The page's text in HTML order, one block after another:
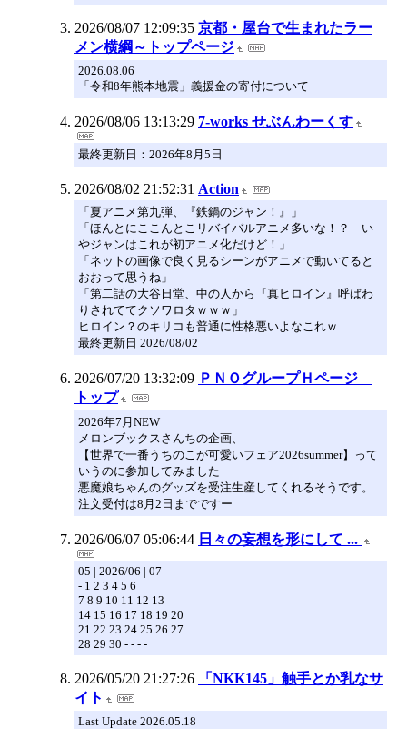
2026/08/07 12:09:35 京都・屋台で生まれたラー
メン横綱～トップページ
2026.08.06
「令和8年熊本地震」義援金の寄付について
2026/08/06 13:13:29 7-works せぶんわーくす
最終更新日：2026年8月5日
2026/08/02 21:52:31 Action
「夏アニメ第九弾、『鉄鍋のジャン！』」
「ほんとにここんとこリバイバルアニメ多いな！？ い
やジャンはこれが初アニメ化だけど！」
「ネットの画像で良く見るシーンがアニメで動いてると
おおって思うね」
「第二話の大谷日堂、中の人から『真ヒロイン』呼ばわ
りされててクソワロタｗｗｗ」
ヒロイン？のキリコも普通に性格悪いよなこれｗ
最終更新日 2026/08/02
2026/07/20 13:32:09 ＰＮＯグループＨページ
トップ
2026年7月NEW
メロンブックスさんちの企画、
【世界で一番うちのこが可愛いフェア2026summer】って
いうのに参加してみました
悪魔娘ちゃんのグッズを受注生産してくれるそうです。
注文受付は8月2日までですー
2026/06/07 05:06:44 日々の妄想を形にして ...
05 | 2026/06 | 07
- 1 2 3 4 5 6
7 8 9 10 11 12 13
14 15 16 17 18 19 20
21 22 23 24 25 26 27
28 29 30 - - - -
2026/05/20 21:27:26
「NKK145」触手とか乳なサ
イト
Last Update 2026.05.18